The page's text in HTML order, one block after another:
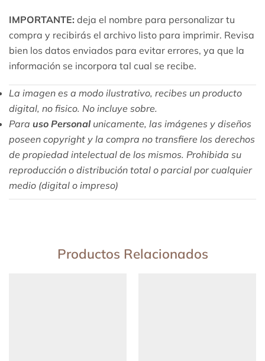
IMPORTANTE: deja el nombre para personalizar tu
compra y recibirás el archivo listo para imprimir. Revisa
bien los datos enviados para evitar errores, ya que la
información se incorpora tal cual se recibe.
La imagen es a modo ilustrativo, recibes un producto
digital, no fisico. No incluye sobre.
Para uso Personalunicamente, las imágenes y diseños
poseen copyright y la compra no transfiere los derechos
de propiedad intelectual de los mismos. Prohibida su
reproducción o distribución total o parcial por cualquier
medio (digital o impreso)
Productos Relacionados